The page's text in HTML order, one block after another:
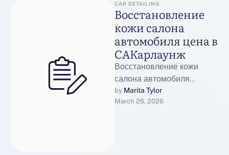
CAR DETAILING
Восстановление
кожи салона
автомобиля цена в
САКарлаунж
Восстановление кожи
салона автомобиля
ценаВосстановление кожи
салона автомобиля:
by Marita Tylor
March 26, 2026